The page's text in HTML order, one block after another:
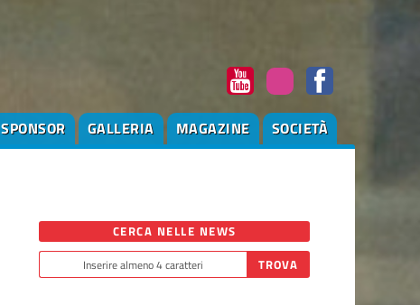
SPONSOR GALLERIA MAGAZINE SOCIETÀ
CERCA NELLE NEWS